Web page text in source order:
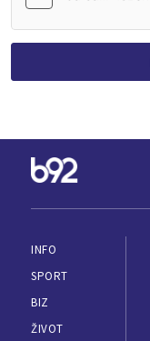
INFO
SPORT
BIZ
ŽIVOT